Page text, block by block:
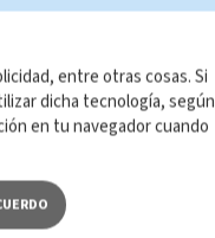
su reproducción no
entre otras cosas. Si
dicha tecnología, según
en tu navegador cuando